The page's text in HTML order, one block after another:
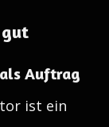
gut
Auftrag
ist ein